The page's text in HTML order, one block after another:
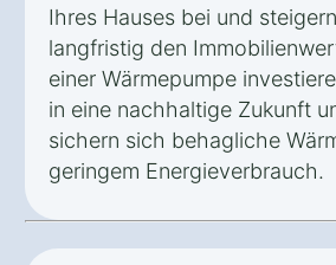
Ihres Hauses bei und steigern
langfristig den
einer Wärmepumpe
in eine nachhaltige Zukunft
sichern sich behagliche
geringem Energieverbrauch.